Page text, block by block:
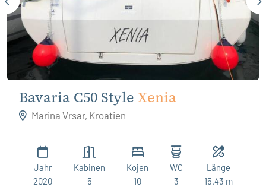
Bavaria C50 Style Xenia
Marina Vrsar, Kroatien
Jahr
2020
Kabinen
5
Kojen
10
WC
3
Länge
15.43 m